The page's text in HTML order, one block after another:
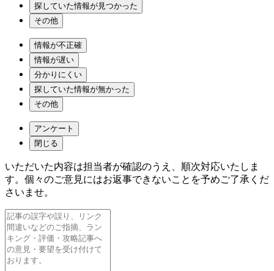
探していた情報が見つかった
その他
情報が不正確
情報が遅い
分かりにくい
探していた情報が無かった
その他
アンケート
閉じる
いただいた内容は担当者が確認のうえ、順次対応いたしま
す。個々のご意見にはお返事できないことを予めご了承くだ
さいませ。